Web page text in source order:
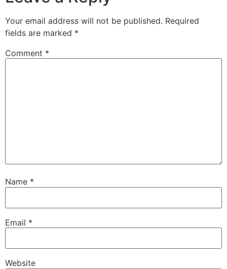
Your email address will not be published. Required
fields are marked *
Comment *
Name *
Email *
Website